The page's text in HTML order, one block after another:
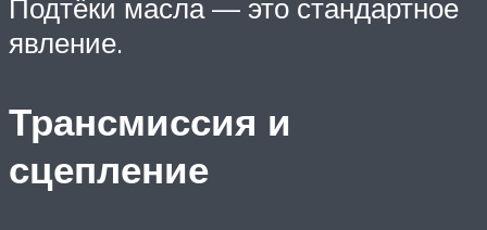
Подтёки масла — это стандартное
явление.
Трансмиссия и
сцепление